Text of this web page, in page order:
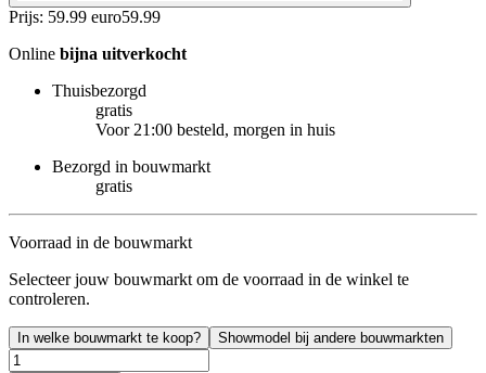
Prijs: 59.99 euro59.99
Online bijna uitverkocht
Thuisbezorgd
gratis
Voor 21:00 besteld, morgen in huis
Bezorgd in bouwmarkt
gratis
Voorraad in de bouwmarkt
Selecteer jouw bouwmarkt om de voorraad in de winkel te
controleren.
In welke bouwmarkt te koop? Showmodel bij andere bouwmarkten